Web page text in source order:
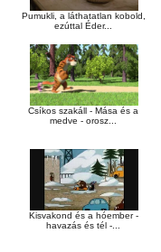
Pumukli, a láthatatlan kobold,
ezúttal Éder...
Csíkos szakáll - Mása és a
medve - orosz...
Kisvakond és a hóember -
havazás és tél -...